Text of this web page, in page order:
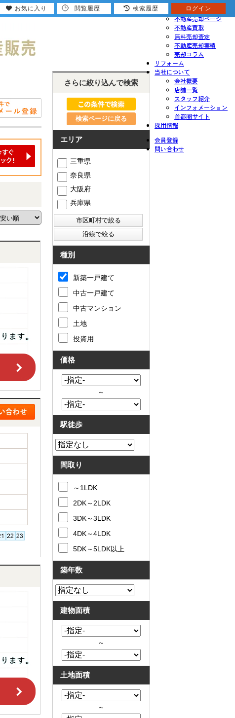
売りたい
不動産売却ページ
不動産買取
無料売却査定
不動産売却実績
売却コラム
リフォーム
当社について
会社概要
店舗一覧
スタッフ紹介
インフォメーション
首都圏サイト
採用情報
会員登録
問い合わせ
さらに絞り込んで検索
検索ページに戻る
エリア
三重県
奈良県
大阪府
兵庫県
種別
新築一戸建て
中古一戸建て
中古マンション
土地
投資用
価格
～
駅徒歩
間取り
～1LDK
2DK～2LDK
3DK～3LDK
4DK～4LDK
5DK～5LDK以上
築年数
建物面積
～
土地面積
～
お気に入り 閲覧履歴 検索履歴 ログイン